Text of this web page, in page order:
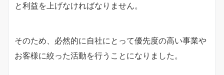
と利益を上げなければなりません。
そのため、必然的に自社にとって優先度の高い事業や
お客様に絞った活動を行うことになりました。